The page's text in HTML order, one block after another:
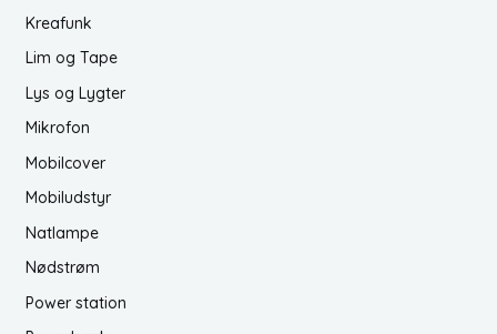
Kreafunk
Lim og Tape
Lys og Lygter
Mikrofon
Mobilcover
Mobiludstyr
Natlampe
Nødstrøm
Power station